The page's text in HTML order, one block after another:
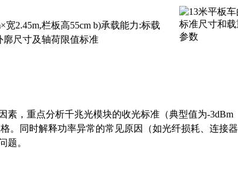
2.45m,栏板高55cm b)承载能力:标载
廓尺寸及轴荷限值标准
素，重点分析千兆光模块的收光标准（典型值为-3dBm
。同时解释功率异常的常见原因（如光纤损耗、连接器
题。